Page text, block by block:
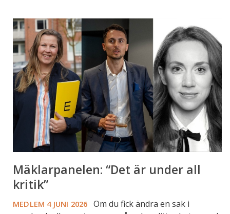
“Det
under
all
kritik”
Mäklarpanelen: “Det är under all
kritik”
MEDLEM 4 JUNI 2026 Om du fick ändra en sak i